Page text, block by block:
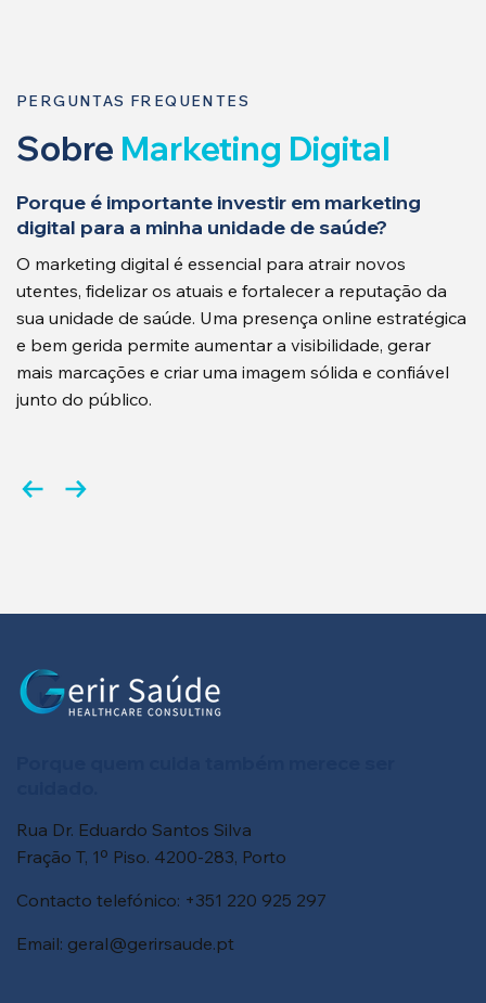
PERGUNTAS FREQUENTES
Sobre Marketing Digital
Porque é importante investir em marketing
digital para a minha unidade de saúde?
O marketing digital é essencial para atrair novos
utentes, fidelizar os atuais e fortalecer a reputação da
sua unidade de saúde. Uma presença online estratégica
e bem gerida permite aumentar a visibilidade, gerar
mais marcações e criar uma imagem sólida e confiável
junto do público.
Rua Dr. Eduardo Santos Silva
Fração T, 1º Piso. 4200-283, Porto
Contacto telefónico: +351 220 925 297
Email: geral@gerirsaude.pt